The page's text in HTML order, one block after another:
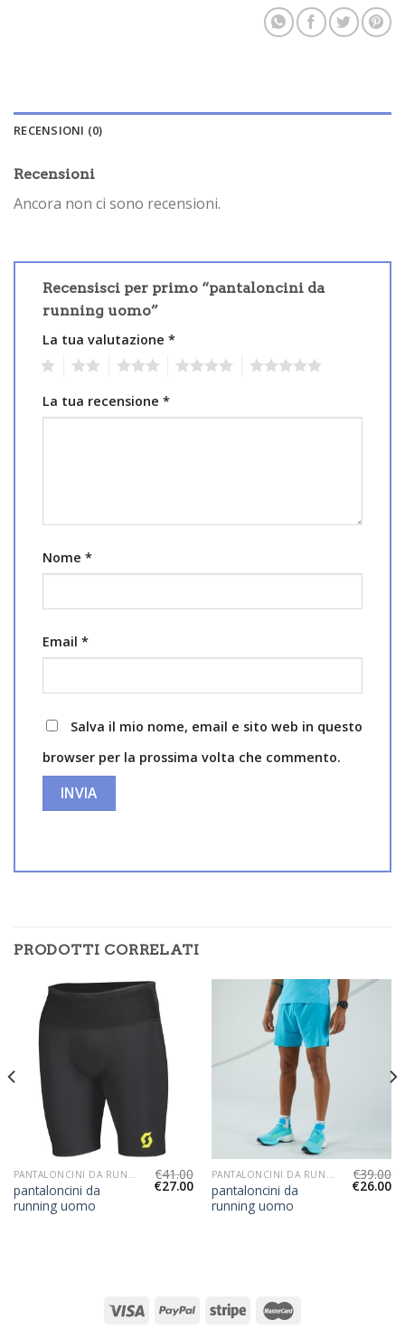
RECENSIONI (0)
Recensioni
Ancora non ci sono recensioni.
Recensisci per primo “pantaloncini da
running uomo”
La tua valutazione *
La tua recensione *
Nome *
Email *
Salva il mio nome, email e sito web in questo
browser per la prossima volta che commento.
PRODOTTI CORRELATI
PANTALONCINI DA RUNNING UOMO
pantaloncini da
running uomo
€41.00
€27.00
PANTALONCINI DA RUNNING UOMO
pantaloncini da
running uomo
€39.00
€26.00